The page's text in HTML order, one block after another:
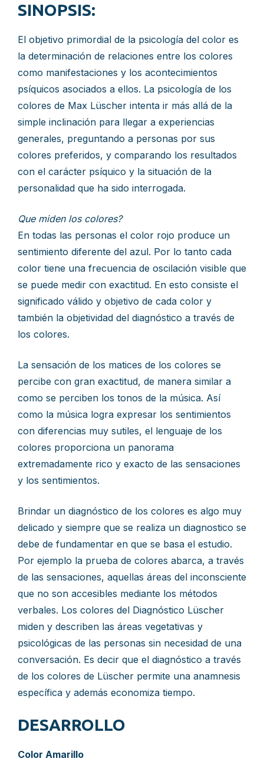
SINOPSIS:
El objetivo primordial de la psicología del color es
la determinación de relaciones entre los colores
como manifestaciones y los acontecimientos
psíquicos asociados a ellos. La psicología de los
colores de Max Lüscher intenta ir más allá de la
simple inclinación para llegar a experiencias
generales, preguntando a personas por sus
colores preferidos, y comparando los resultados
con el carácter psíquico y la situación de la
personalidad que ha sido interrogada.
Que miden los colores?
En todas las personas el color rojo produce un
sentimiento diferente del azul. Por lo tanto cada
color tiene una frecuencia de oscilación visible que
se puede medir con exactitud. En esto consiste el
significado válido y objetivo de cada color y
también la objetividad del diagnóstico a través de
los colores.
La sensación de los matices de los colores se
percibe con gran exactitud, de manera similar a
como se perciben los tonos de la música. Así
como la música logra expresar los sentimientos
con diferencias muy sutiles, el lenguaje de los
colores proporciona un panorama
extremadamente rico y exacto de las sensaciones
y los sentimientos.
Brindar un diagnóstico de los colores es algo muy
delicado y siempre que se realiza un diagnostico se
debe de fundamentar en que se basa el estudio.
Por ejemplo la prueba de colores abarca, a través
de las sensaciones, aquellas áreas del inconsciente
que no son accesibles mediante los métodos
verbales. Los colores del Diagnóstico Lüscher
miden y describen las áreas vegetativas y
psicológicas de las personas sin necesidad de una
conversación. Es decir que el diagnóstico a través
de los colores de Lüscher permite una anamnesis
específica y además economiza tiempo.
DESARROLLO
Color Amarillo